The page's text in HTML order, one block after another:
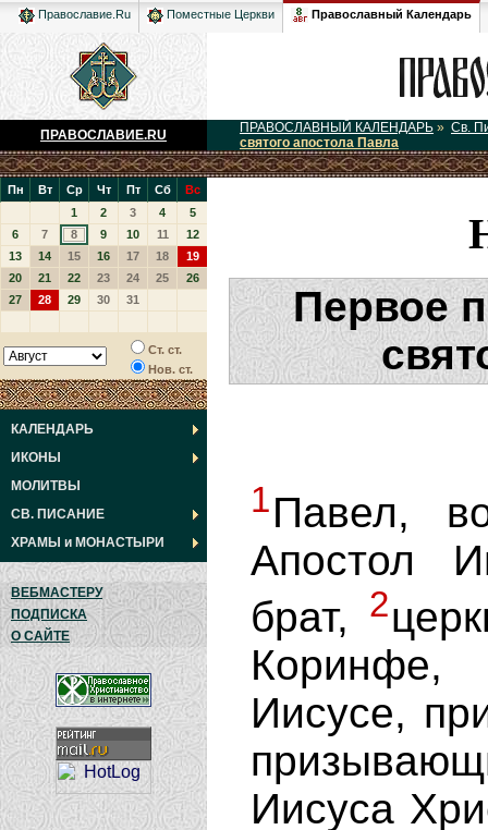
Православие.Ru Поместные Церкви Православный Календарь
ПРАВОСЛАВИЕ.RU ПРАВОСЛАВНЫЙ КАЛЕНДАРЬ » Св.
святого апостола Павла
Пн Вт Ср Чт Пт Сб
Вс
1
2 3 4
5
6
7 8 9 10 11
12
13
14 15 16 17 18
19
20
21 22 23 24 25
26
27
28 29 30 31
Ст. ст.
Нов. ст.
КАЛЕНДАРЬ
ИКОНЫ
МОЛИТВЫ
СВ. ПИСАНИЕ
ХРАМЫ и МОНАСТЫРИ
ВЕБМАСТЕРУ
ПОДПИСКА
О САЙТЕ
Первое
1Павел,
Апостол
брат,
2
Коринфе,
Иисусе,
Иисуса